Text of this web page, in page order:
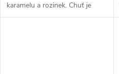
karamelu a rozinek. Chuť je
medová s přechodem do